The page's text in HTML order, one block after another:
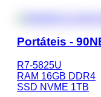
Portáteis -
R7-5825U
RAM 16GB DDR4
SSD NVME 1TB